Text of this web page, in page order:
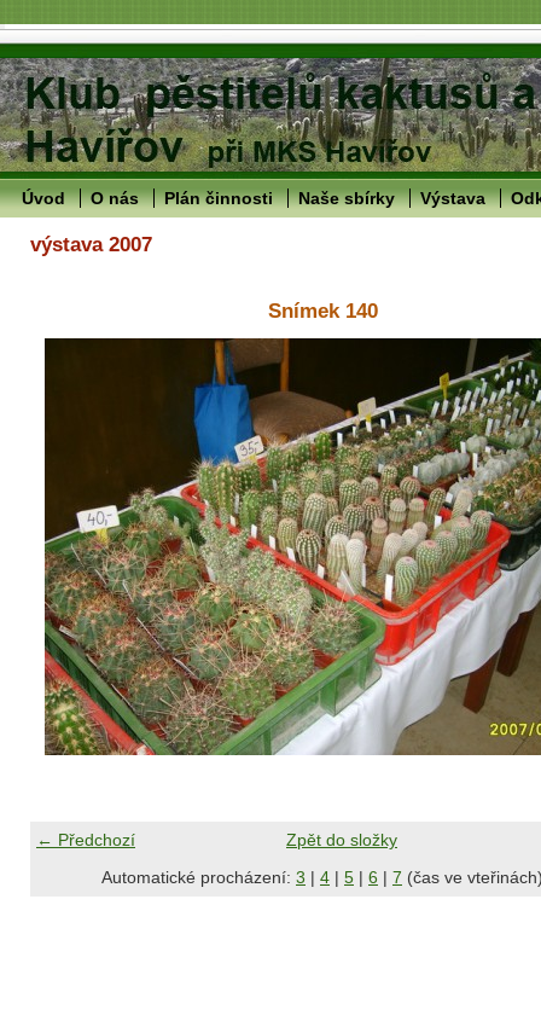
Úvod O nás Plán činnosti Naše sbírky Výstava
výstava 2007
Snímek 140
← Předchozí
Zpět do složky
Automatické procházení: 3 | 4 | 5 | 6 | 7 (čas ve